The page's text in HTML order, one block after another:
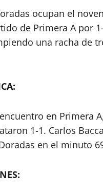
ocupan el
de Primera A por
una racha de
en Primera
1-1. Carlos
en el minuto